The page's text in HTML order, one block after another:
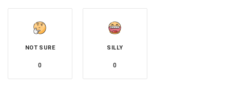
NOT SURE
0
SILLY
0